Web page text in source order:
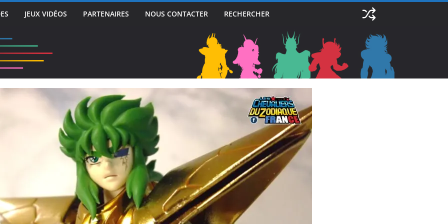
JEUX VIDÉOS PARTENAIRES NOUS CONTACTER RECHERCHER